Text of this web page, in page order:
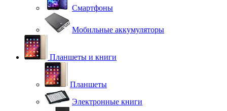
Смартфоны
Мобильные аккумуляторы
Планшеты и книги
Планшеты
Электронные книги